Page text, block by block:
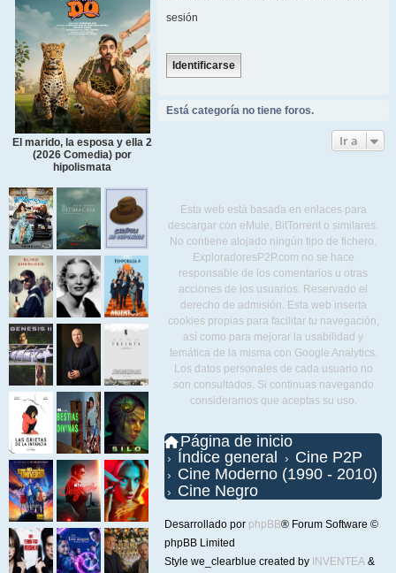
El marido, la esposa y ella 2
(2026 Comedia) por
hipolismata
sesión
Está categoría no tiene foros.
Ir a
Esta web está basada en enlaces para
descargar con eMule, BitTorrent o similares.
No contiene alojado ningún tipo de fichero.
ExploradoresP2P.com no se hace
responsable de los comentarios u otras
acciones de los usuarios. Reservado el
derecho de admisión. Esta web inserta
cookies propias para facilitar tu navegación,
así como para mejorar la usabilidad y
temática de la misma con Google Analytics.
Los datos personales de cada usuario no
son consultados. Si continuas navegando
consideramos que aceptas su uso.
Página de inicio
Índice general
Cine P2P
Cine Moderno (1990 - 2010)
Cine Negro
Desarrollado por phpBB® Forum Software ©
phpBB Limited
Style we_clearblue created by INVENTEA &